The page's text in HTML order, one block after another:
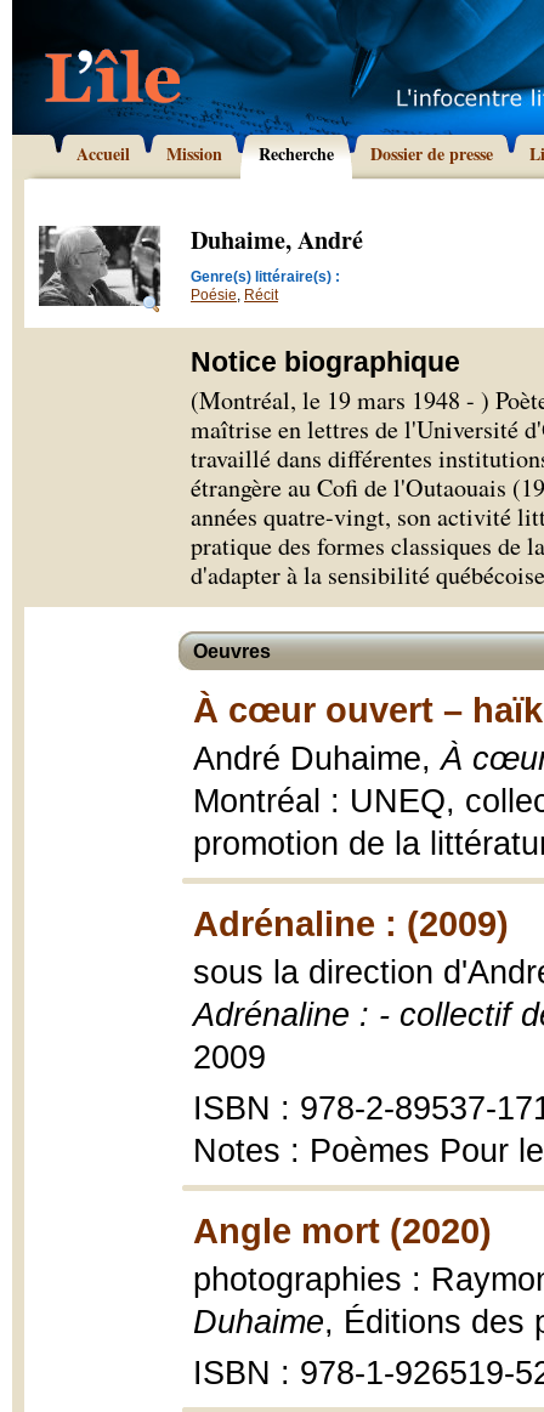
Accueil Mission Recherche Dossier de presse
Duhaime, André
Genre(s) littéraire(s) :
Poésie, Récit
Notice biographique
(Montréal, le 19 mars 1948 - )
maîtrise en lettres de l'Université
travaillé dans différentes
étrangère au Cofi de l'Outaouais
années quatre-vingt, son activité
pratique des formes classiques de
d'adapter à la sensibilité
Oeuvres
À cœur ouvert –
André Duhaime,À
Montréal : UNEQ,
promotion de la
Adrénaline : (2009)
sous la direction
Adrénaline : - collectif
2009
ISBN : 978-2-89537-
Notes : Poèmes Pour
Angle mort (2020)
photographies :
Duhaime, Éditions des
ISBN : 978-1-926519-